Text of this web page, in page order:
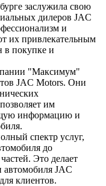
заслужила свою
дилеров JAC
и
их привлекательным
в покупке и
"Максимум"
JAC Motors. Они
им
информацию и
спектр услуг,
до
Это делает
автомобиля JAC
клиентов.